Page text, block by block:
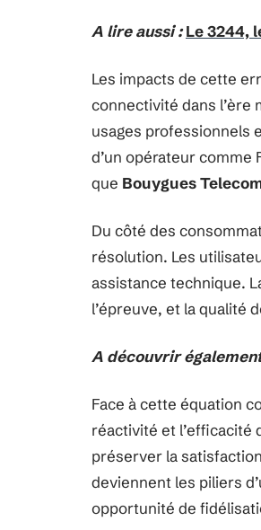
A lire aussi : Le 3244,
Les impacts de cette
connectivité dans l’ère
usages professionnels
d’un opérateur
que Bouygues
Du côté des
résolution. Les
assistance technique.
l’épreuve, et la qualité
A découvrir
Face à cette équation
réactivité et
préserver la
deviennent les piliers
opportunité de